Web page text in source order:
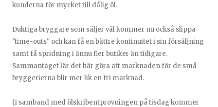
kunderna för mycket till dålig öl.
Duktiga bryggare som säljer väl kommer nu också slippa
"time-outs" och kan få en bättre kontinuitet i sin försäljning
samt få spridning i ännu fler butiker än tidigare.
Sammantaget lär det här göra att marknaden för de små
bryggerierna blir mer lik en fri marknad.
(I samband med ölskribentprovningen på tisdag kommer